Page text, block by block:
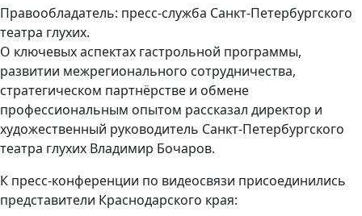
Правообладатель: пресс-служба Санкт-Петербургского
театра глухих.
О ключевых аспектах гастрольной программы,
развитии межрегионального сотрудничества,
стратегическом партнёрстве и обмене
профессиональным опытом рассказал директор и
художественный руководитель Санкт-Петербургского
театра глухих Владимир Бочаров.
К пресс-конференции по видеосвязи присоединились
представители Краснодарского края: